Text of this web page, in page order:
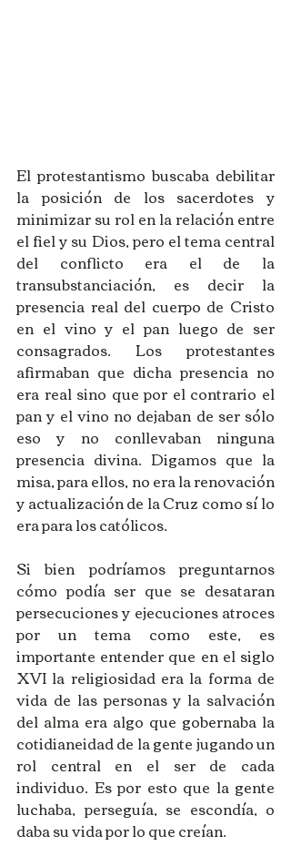
El protestantismo buscaba debilitar
la posición de los sacerdotes y
minimizar su rol en la relación entre
el fiel y su Dios, pero el tema central
del conflicto era el de la
transubstanciación, es decir la
presencia real del cuerpo de Cristo
en el vino y el pan luego de ser
consagrados. Los protestantes
afirmaban que dicha presencia no
era real sino que por el contrario el
pan y el vino no dejaban de ser sólo
eso y no conllevaban ninguna
presencia divina. Digamos que la
misa, para ellos, no era la renovación
y actualización de la Cruz como sí lo
era para los católicos.
Si bien podríamos preguntarnos
cómo podía ser que se desataran
persecuciones y ejecuciones atroces
por un tema como este, es
importante entender que en el siglo
XVI la religiosidad era la forma de
vida de las personas y la salvación
del alma era algo que gobernaba la
cotidianeidad de la gente jugando un
rol central en el ser de cada
individuo. Es por esto que la gente
luchaba, perseguía, se escondía, o
daba su vida por lo que creían.